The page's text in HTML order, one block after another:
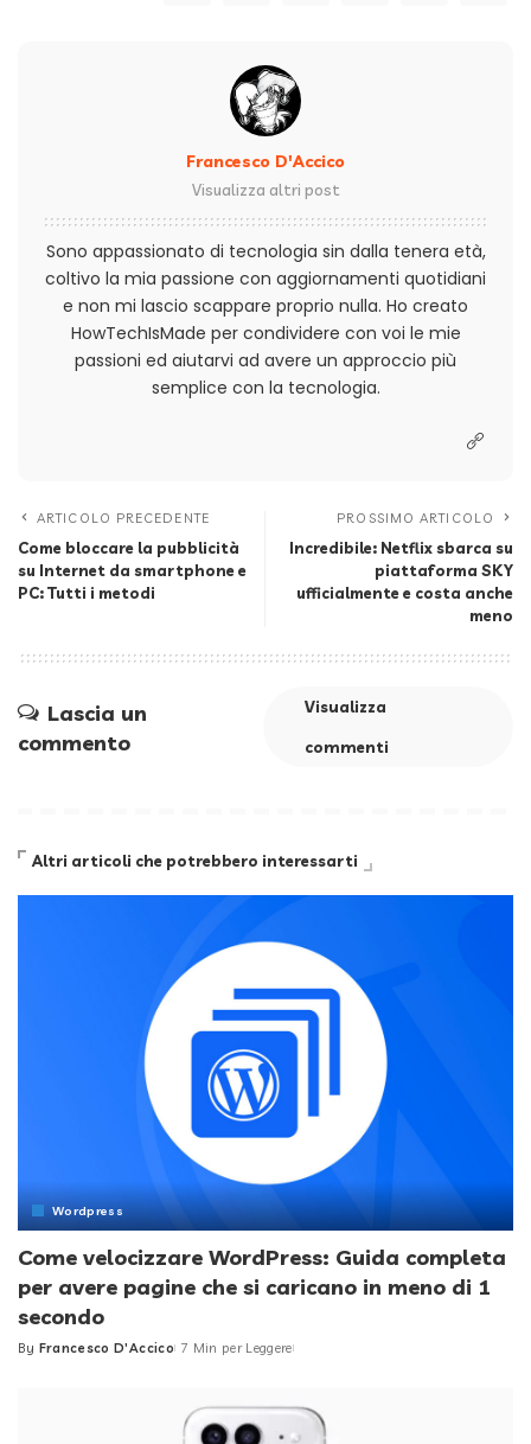
Francesco D'Accico
Visualizza altri post
Sono appassionato di tecnologia sin dalla tenera età,
coltivo la mia passione con aggiornamenti quotidiani
e non mi lascio scappare proprio nulla. Ho creato
HowTechIsMade per condividere con voi le mie
passioni ed aiutarvi ad avere un approccio più
semplice con la tecnologia.
ARTICOLO PRECEDENTE
Come bloccare la pubblicità
su Internet da smartphone e
PC: Tutti i metodi
PROSSIMO ARTICOLO
Incredibile: Netflix sbarca su
piattaforma SKY
ufficialmente e costa anche
meno
Lascia un
commento
Visualizza
commenti
Altri articoli che potrebbero interessarti
Wordpress
Come velocizzare WordPress: Guida completa
per avere pagine che si caricano in meno di 1
secondo
Posted
By Francesco D'Accico 7 Min per Leggere